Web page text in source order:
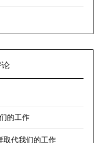
的工作
取代我们的工作